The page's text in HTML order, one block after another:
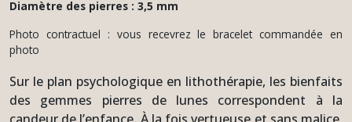
Diamètre des pierres : 3,5 mm
Photo contractuel : vous recevrez le bracelet commandée en
photo
Sur le plan psychologique en lithothérapie, les bienfaits
des gemmes pierres de lunes correspondent à la